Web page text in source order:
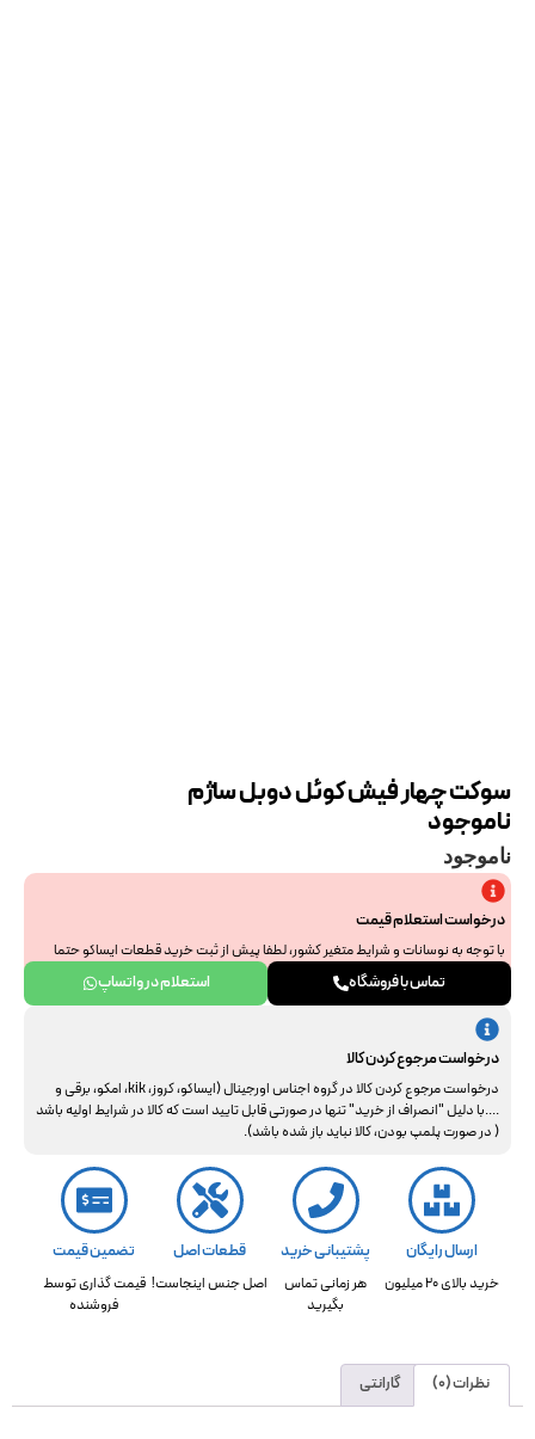
سوکت چهار فیش کوئل دوبل ساژم
ناموجود
ناموجود
درخواست استعلام قیمت
با توجه به نوسانات و شرایط متغیر کشور، لطفا پیش از ثبت خرید قطعات ایساکو حتما
جهت استعلام نهایی با ما هماهنگ فرمایید. از همراهی و درک شما سپاسگزاریم.
تماس با فروشگاه استعلام در واتساپ
درخواست مرجوع کردن کالا
درخواست مرجوع کردن کالا در گروه اجناس اورجینال (ایساکو، کروز، kik، امکو، برقی و
....با دلیل "انصراف از خرید" تنها در صورتی قابل تایید است که کالا در شرایط اولیه باشد
( در صورت پلمپ بودن، کالا نباید باز شده باشد).
ارسال رایگان
خرید بالای 20 میلیون
پشتیبانی خرید
هر زمانی تماس
بگیرید
قطعات اصل
اصل جنس اینجاست!
تضمین قیمت
قیمت گذاری توسط
فروشنده
نظرات (0) گارانتی